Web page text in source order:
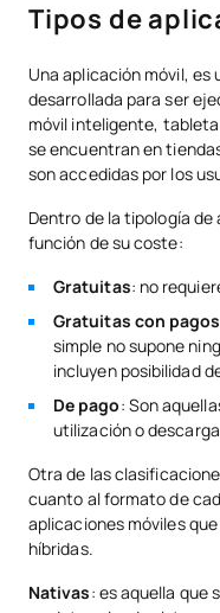
Tipos de
Una aplicación móvil,
desarrollada para ser
móvil inteligente,
se encuentran en
son accedidas por los
Dentro de la tipología
función de su coste:
Gratuitas: no
Gratuitas con pagos
simple no supone
incluyen posibilidad
De pago: Son
utilización o
Otra de las
cuanto al formato de
aplicaciones móviles
híbridas.
Nativas: es aquella que